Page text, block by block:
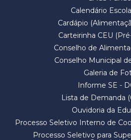
Calendário
Cardápio
Carteirinha CEU
Conselho de
Conselho Municipal
Galeria de
Informe SE -
Lista de Demanda
Ouvidoria da
Processo Seletivo Interno de
Processo Seletivo para